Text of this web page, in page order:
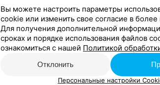
В ролях: Вивика А. Фокс, Дэрил
Длительность: 4 ч. 45 мин.
Возрастное ограничение: 18+
, Криминал,
Вы можете настроить параметры
cookie или изменить свое согласие в
Для получения дополнительной
сроках и порядке использования файлов
ознакомиться с нашей Политикой
Отклонить
Персональные настройки